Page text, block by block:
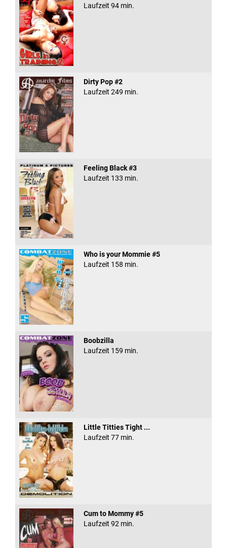
Laufzeit 94 min.
Dirty Pop #2
Laufzeit 249 min.
Feeling Black #3
Laufzeit 133 min.
Who is your Mommie #5
Laufzeit 158 min.
Boobzilla
Laufzeit 159 min.
Little Titties Tight ...
Laufzeit 77 min.
Cum to Mommy #5
Laufzeit 92 min.